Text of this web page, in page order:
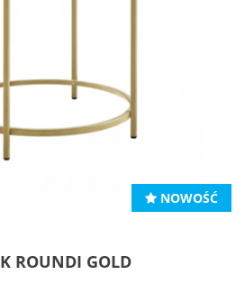
NOWOŚĆ
ROUNDI GOLD